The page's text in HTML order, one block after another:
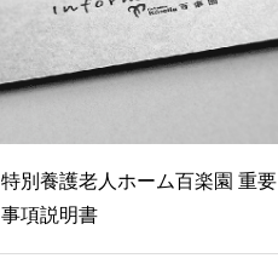
特別養護老人ホーム百楽園 重要
事項説明書